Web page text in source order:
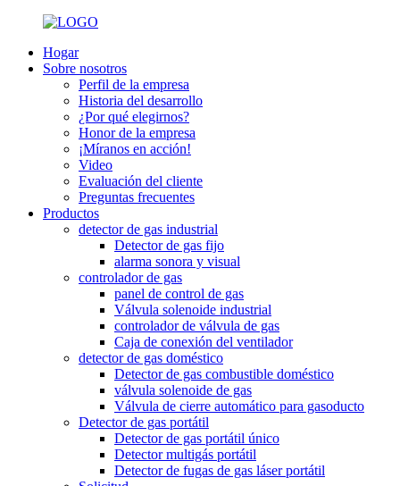
Hogar
Sobre nosotros
Perfil de la empresa
Historia del desarrollo
¿Por qué elegirnos?
Honor de la empresa
¡Míranos en acción!
Video
Evaluación del cliente
Preguntas frecuentes
Productos
detector de gas industrial
Detector de gas fijo
alarma sonora y visual
controlador de gas
panel de control de gas
Válvula solenoide industrial
controlador de válvula de gas
Caja de conexión del ventilador
detector de gas doméstico
Detector de gas combustible doméstico
válvula solenoide de gas
Válvula de cierre automático para gasoducto
Detector de gas portátil
Detector de gas portátil único
Detector multigás portátil
Detector de fugas de gas láser portátil